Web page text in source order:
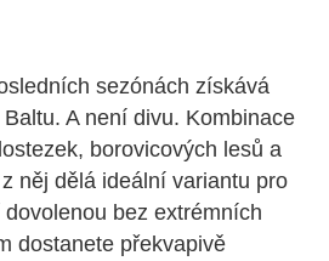
sezónách získává
A není divu. Kombinace
borovicových lesů a
něj dělá ideální variantu pro
bez extrémních
dostanete překvapivě